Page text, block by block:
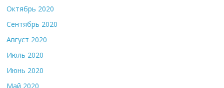
Октябрь 2020
Сентябрь 2020
Август 2020
Июль 2020
Июнь 2020
Май 2020